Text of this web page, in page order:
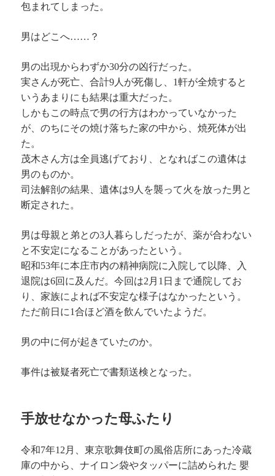
包まれてしまった。
男はどこへ……？
男の出現からわずか30分の凶行だった。
実さんが死亡、合計9人が死傷し、1軒が全焼すると
いうあまりにも結果は重大だった。
しかもこの時点で男の行方はわかっていなかった
が、のちにその焼け落ちた家の中から、焼死体が出
た。
茂木さん方は全員逃げており、となればこの遺体は
男のものか。
司法解剖の結果、遺体は9人を襲って火を放った男と
断定された。
男は母親と弟との3人暮らしだったが、薬が合わない
と不安定になることがあったという。
昭和53年に本庄市内の精神病院に入院して以降、入
退院は6回に及んだ。今回は2月1日まで通院してお
り、家族によれば不安定な様子はなかったという。
ただ前日に1合ほど酒を飲んでいたようだ。
男の中に何が起きていたのか。
事件は被疑者死亡で書類送検となった。
手放せなかった母ふたり
令和7年12月、東京歌舞伎町の風俗店所にあった冷蔵
庫の中から、ナイロン袋やタッパーに詰められた 嬰